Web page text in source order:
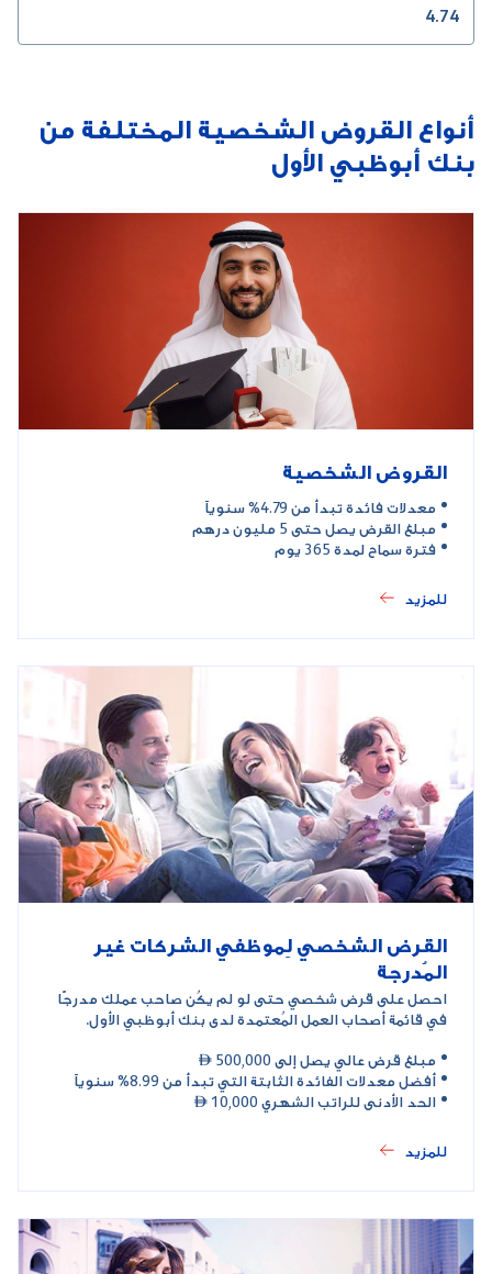
أنواع القروض الشخصية المختلفة من
بنك أبوظبي الأول
القروض الشخصية
معدلات فائدة تبدأ من 4.79% سنوياً
مبلغ القرض يصل حتى 5 مليون درهم
فترة سماح لمدة 365 يوم
للمزيد
القرض الشخصي لِموظفي الشركات غير
المُدرجة
احصل على قرض شخصي حتى لو لم يكُن صاحب عملك مدرجًا
في قائمة أصحاب العمل المُعتمدة لدى بنك أبوظبي الأول.
مبلغ قرض عالي يصل إلى 500,000 
أفضل معدلات الفائدة الثابتة التي تبدأ من 8.99% سنوياً
الحد الأدنى للراتب الشهري 10,000 
للمزيد